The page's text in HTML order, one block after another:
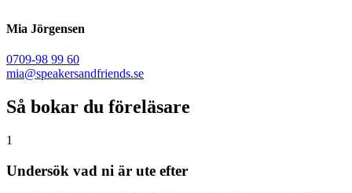
Mia Jörgensen
0709-98 99 60
mia@speakersandfriends.se​
Så bokar du föreläsare
1
Undersök vad ni är ute efter